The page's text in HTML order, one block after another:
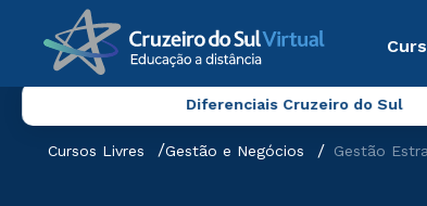
Diferenciais Cruzeiro do Sul
Cursos Livres Gestão e Negócios Gestão